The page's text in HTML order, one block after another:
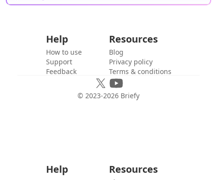
Help
How to use
Support
Feedback
Resources
Blog
Privacy policy
Terms & conditions
© 2023-2026 Briefy
Help Resources